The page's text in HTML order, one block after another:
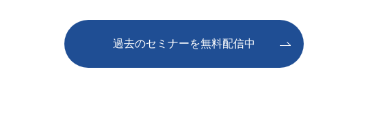
過去のセミナーを無料配信中